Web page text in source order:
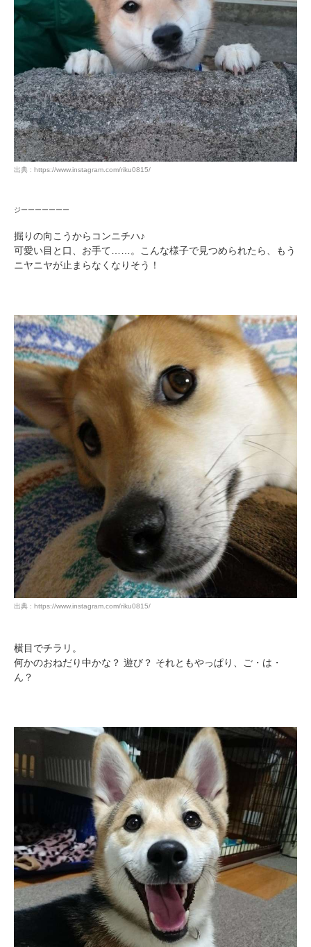
出典 : https://www.instagram.com/riku0815/
ジーーーーーーー
掘りの向こうからコンニチハ♪
可愛い目と口、お手て……。こんな様子で見つめられたら、もう
ニヤニヤが止まらなくなりそう！
出典 : https://www.instagram.com/riku0815/
横目でチラリ。
何かのおねだり中かな？ 遊び？ それともやっぱり、ご・は・
ん？